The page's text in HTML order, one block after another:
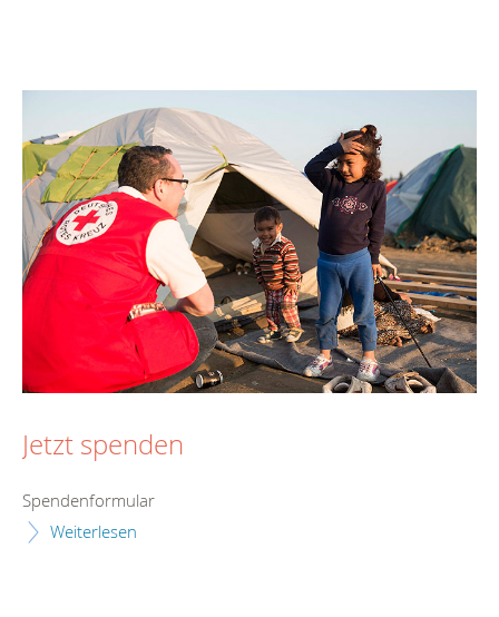
Jetzt spenden
Spendenformular
Weiterlesen